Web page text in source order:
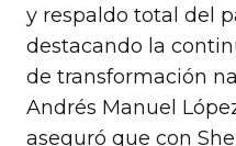
y respaldo total del
destacando la
de transformación
Andrés Manuel
aseguró que con